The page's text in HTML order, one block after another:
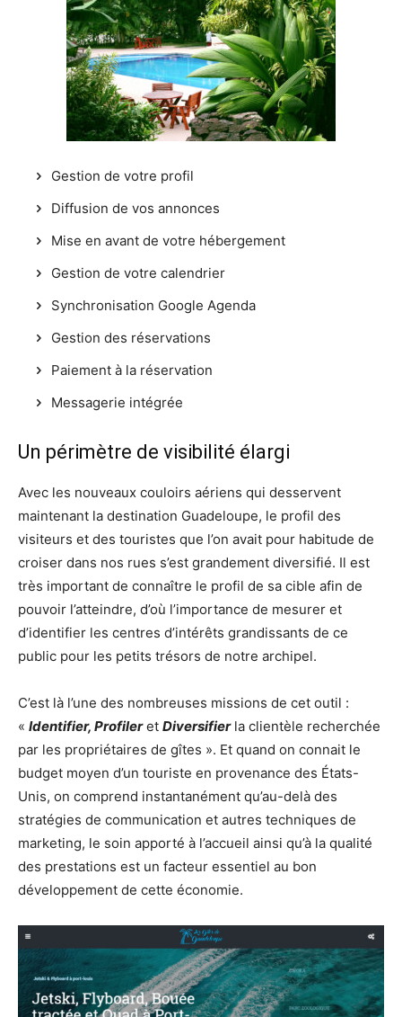
Gestion de votre profil
Diffusion de vos annonces
Mise en avant de votre hébergement
Gestion de votre calendrier
Synchronisation Google Agenda
Gestion des réservations
Paiement à la réservation
Messagerie intégrée
Un périmètre de visibilité élargi
Avec les nouveaux couloirs aériens qui desservent
maintenant la destination Guadeloupe, le profil des
visiteurs et des touristes que l’on avait pour habitude de
croiser dans nos rues s’est grandement diversifié. Il est
très important de connaître le profil de sa cible afin de
pouvoir l’atteindre, d’où l’importance de mesurer et
d’identifier les centres d’intérêts grandissants de ce
public pour les petits trésors de notre archipel.
C’est là l’une des nombreuses missions de cet outil :
« Identifier, Profileret Diversifierla clientèle recherchée
par les propriétaires de gîtes ». Et quand on connait le
budget moyen d’un touriste en provenance des États-
Unis, on comprend instantanément qu’au-delà des
stratégies de communication et autres techniques de
marketing, le soin apporté à l’accueil ainsi qu’à la qualité
des prestations est un facteur essentiel au bon
développement de cette économie.